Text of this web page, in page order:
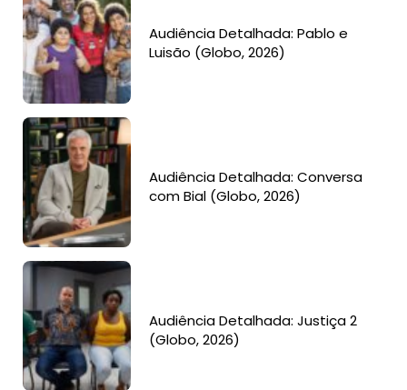
Audiência Detalhada: Pablo e
Luisão (Globo, 2026)
Audiência Detalhada: Conversa
com Bial (Globo, 2026)
Audiência Detalhada: Justiça 2
(Globo, 2026)